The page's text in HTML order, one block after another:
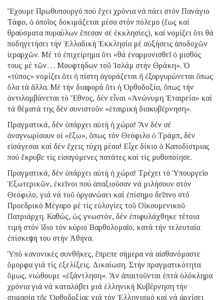
Ἔχουμε Πρωθυπουργό πού ἔχει χρόνια νά πάει στόν Πανάγιο
Τάφο, ὁ ὁποῖος δοκιμάζεται μέσα στόν πόλεμο (ἕως καί
θραύσματα πυραύλων ἔπεσαν σέ ἐκκλησίες), καί νομίζει ὅτι θά
ποδηγετήσει τήν Ἑλλαδική Ἐκκλησία μέ αὐξήσεις ἀποδοχῶν
ἱεραρχῶν. Μέ τό ἐπιχείρημα ὅτι «θά ἐναρμονισθεῖ ὁ μισθός
τους μέ τῶν… Μουφτήδων τοῦ Ἰσλάμ στήν Θράκη». Ὁ
«τύπος» νομίζει ὅτι ἡ πίστη ἀγοράζεται ἤ ἐξαργυρώνεται ὅπως
ὅλα τά ἄλλα. Μέ τήν διαφορά ὅτι ἡ Ὀρθοδοξία, ὅπως τήν
ἀντιλαμβάνεται τό Ἔθνος, δέν εἶναι «Ἀνώνυμη Ἑταιρεία» καί
τά θέματά της δέν συνιστοῦν «ἑταιρική διακυβέρνηση».
Πραγματικά, δέν ὑπάρχει αὐτή ἡ χώρα! Ἄν δέν σέ
ἀναγνωρίσουν οἱ «ἔξω», ὅπως τόν Θεόφιλο ὁ Τράμπ, δέν
εἰσάγεσαι καί δέν ἔχεις τύχη μέσα! Εἶχε δίκιο ὁ Καποδίστριας
πού ἔκρυβε τίς εἰσαγόμενες πατάτες καί τίς μυθοποίησε.
Πραγματικά, δέν ὑπάρχει αὐτή ἡ χώρα! Τρέχει τό Ὑπουργεῖο
Ἐξωτερικῶν, ἐκεῖνοι πού ἀπαξιοῦσαν νά μιλήσουν στόν
Θεόφιλο, γιά νά τοῦ ὀργανώσει καί ἐπίσημο δεῖπνο στό
Προεδρικό Μέγαρο μέ τίς εὐλογίες τοῦ Οἰκουμενικοῦ
Πατριάρχη. Καθώς, ὡς γνωστόν, δέν ἐπιφυλάχθηκε τέτοια
τιμή στόν ἴδιο τόν κύριο Βαρθολομαῖο, κατά τήν τελευταία
ἐπίσκεψή του στήν Ἀθήνα.
Ὑπό κανονικές συνθῆκες, ἔπρεπε σήμερα νά αἰσθανόμαστε
ὄμορφα γιά τίς ἐξελίξεις. Δικαίωση. Στήν πραγματικότητα
ὅμως, νιώθουμε «ἐξάντληση». Ἄν ἀπαιτοῦνται ἑπτά ὁλόκληρα
χρόνια γιά νά καταλάβει μιά ἑλληνική Κυβέρνηση τήν
σημασία τῆς Ὀρθοδοξίας γιά τόν Ἑλληνισμό καί νά ἀρχίσει